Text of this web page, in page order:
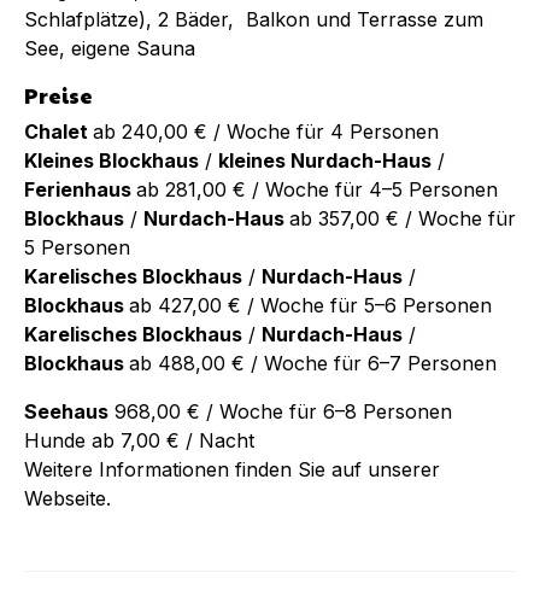
Schlafplätze), 2 Bäder, Balkon und Terrasse zum
See, eigene Sauna
Preise
Chalet ab 240,00 € / Woche für 4 Personen
Kleines Blockhaus / kleines Nurdach-Haus /
Ferienhaus ab 281,00 € / Woche für 4–5 Personen
Blockhaus / Nurdach-Haus ab 357,00 € / Woche für
5 Personen
Karelisches Blockhaus / Nurdach-Haus /
Blockhaus ab 427,00 € / Woche für 5–6 Personen
Karelisches Blockhaus / Nurdach-Haus /
Blockhaus ab 488,00 € / Woche für 6–7 Personen
Seehaus 968,00 € / Woche für 6–8 Personen
Hunde ab 7,00 € / Nacht
Weitere Informationen finden Sie auf unserer
Webseite.